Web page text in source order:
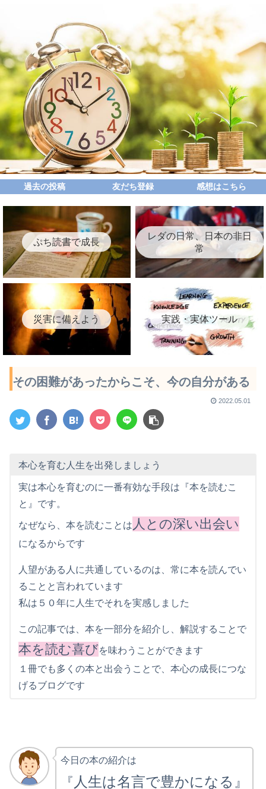
過去の投稿 友だち登録 感想はこちら
ぷち読書で成長
レダの日常、日本の非日
常
災害に備えよう 実践・実体ツール
その困難があったからこそ、今の自分がある
2022.05.01
本心を育む人生を出発しましょう
実は本心を育むのに一番有効な手段は『本を読むこ
と』です。
なぜなら、本を読むことは 人との深い出会い
になるからです
人望がある人に共通しているのは、常に本を読んでい
ることと言われています
私は５０年に人生でそれを実感しました
この記事では、本を一部分を紹介し、解説することで
本を読む喜びを味わうことができます
１冊でも多くの本と出会うことで、本心の成長につな
げるブログです
今日の本の紹介は
『 人生は名言で豊かになる』